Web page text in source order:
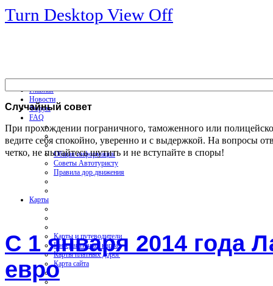
Turn Desktop View Off
Главная
Новости
Форум
FAQ
Общая информация
Советы Автотуристу
Правила дор.движения
Карты
Карты и путеводители
Интерактивная карта
Карты платных дорог
Карта сайта
Случайный совет
При прохождении пограничного, таможенного или
ведите себя спокойно, уверенно и с выдержкой. На вопросы
четко, не пытайтесь шутить и не вступайте в споры!
С 1 января 2014 года
евро